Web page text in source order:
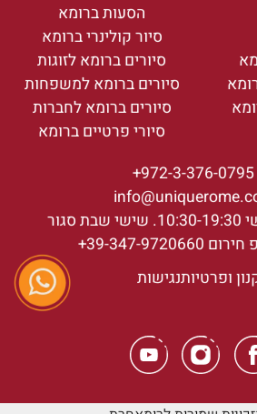
הסעות ברומא
סיור קולינרי ברומא
סיורים ברומא לזוגות
סיורים ברומא למשפחות
סיורים ברומא לחברות
סיורי פרטיים ברומא
972-3-376-0795+
347-9720660+
ופרטיותנגישות